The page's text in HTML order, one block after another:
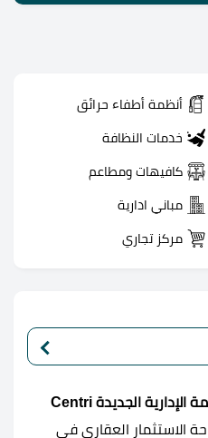
أنظمة أطفاء حرائق
خدمات النظافة
كافيهات ومطاعم
مباني ادارية
مركز تجاري
مول سنتري بلازا العاصمة الإدارية الجديدة Centri
الاستثمار العقاري في